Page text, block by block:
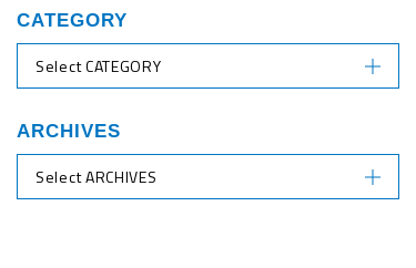
CATEGORY
Select CATEGORY
ARCHIVES
Select ARCHIVES